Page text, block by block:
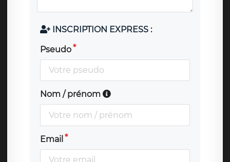
INSCRIPTION EXPRESS :
Pseudo
Nom / prénom
Email